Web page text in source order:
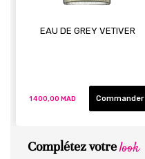
EAU DE GREY VETIVER
1 400,00 MAD Commander
Complétez votrelook